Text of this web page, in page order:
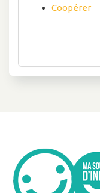
Coopérer